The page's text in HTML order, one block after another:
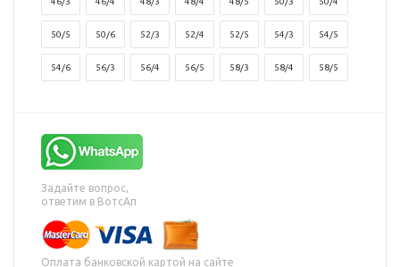
50/5 50/6 52/3 52/4 52/5 54/3 54/5
54/6 56/3 56/4 56/5 58/3 58/4 58/5
Задайте вопрос,
ответим в ВотсАп
Оплата банковской картой на сайте